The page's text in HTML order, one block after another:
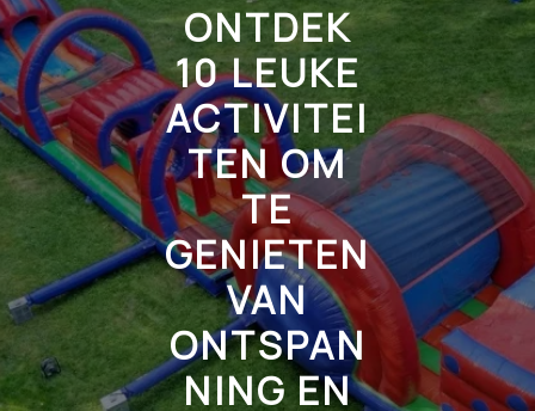
ONTDEK
10 LEUKE
ACTIVITEI
TEN OM
TE
GENIETEN
VAN
ONTSPAN
NING EN